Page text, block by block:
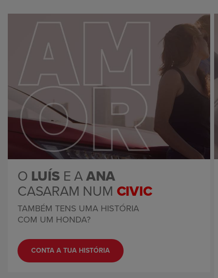
O LUÍSE A ANA
CASARAM NUM CIVIC
TAMBÉM TENS UMA HISTÓRIA
COM UM HONDA?
CONTA A TUA HISTÓRIA